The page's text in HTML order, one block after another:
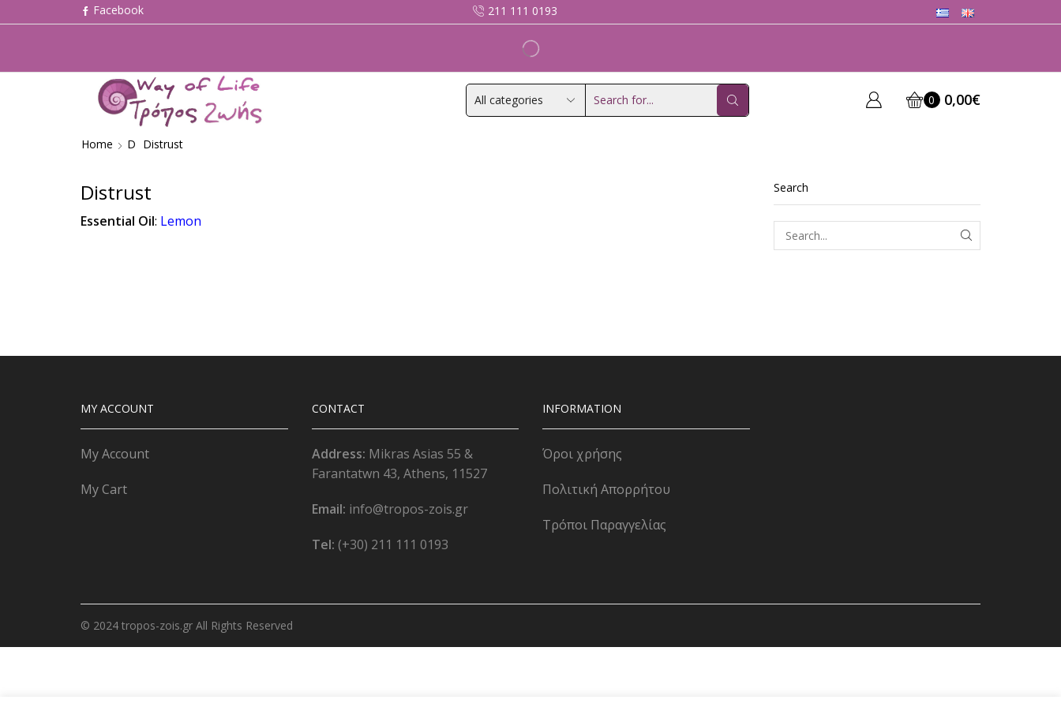
211 111 0193
Search
0 0,00€
Home D Distrust
Distrust
Essential Oil: Lemon
Search
SEARCH
MY ACCOUNT
My Account
My Cart
CONTACT
Address: Mikras Asias 55 &
Farantatwn 43, Athens, 11527
Email: info@tropos-zois.gr
Tel: (+30) 211 111 0193
INFORMATION
Όροι χρήσης
Πολιτική Απορρήτου
Τρόποι Παραγγελίας
© 2024 tropos-zois.gr All Rights Reserved